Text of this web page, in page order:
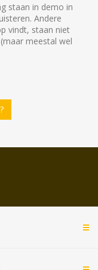
staan in demo in
Andere
vindt, staan niet
meestal wel